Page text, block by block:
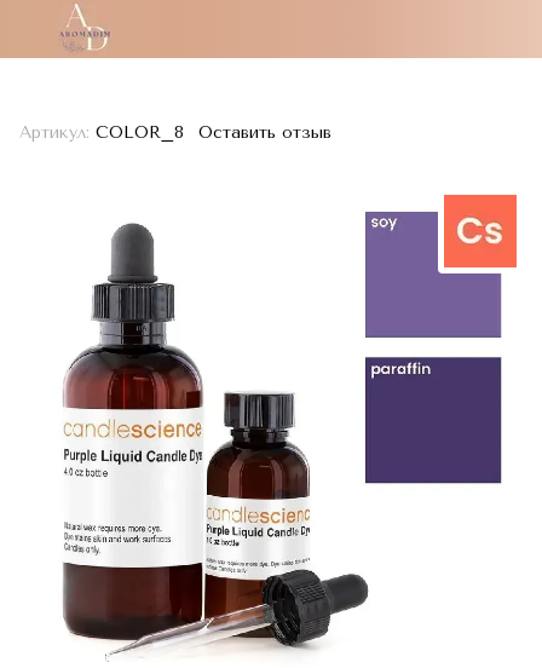
Артикул: COLOR_8 Оставить отзыв